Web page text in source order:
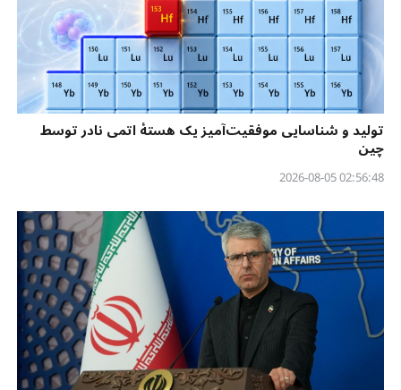
تولید و شناسایی موفقیت‌آمیز یک هستهٔ اتمی نادر توسط
چین
02:56:48 2026-08-05